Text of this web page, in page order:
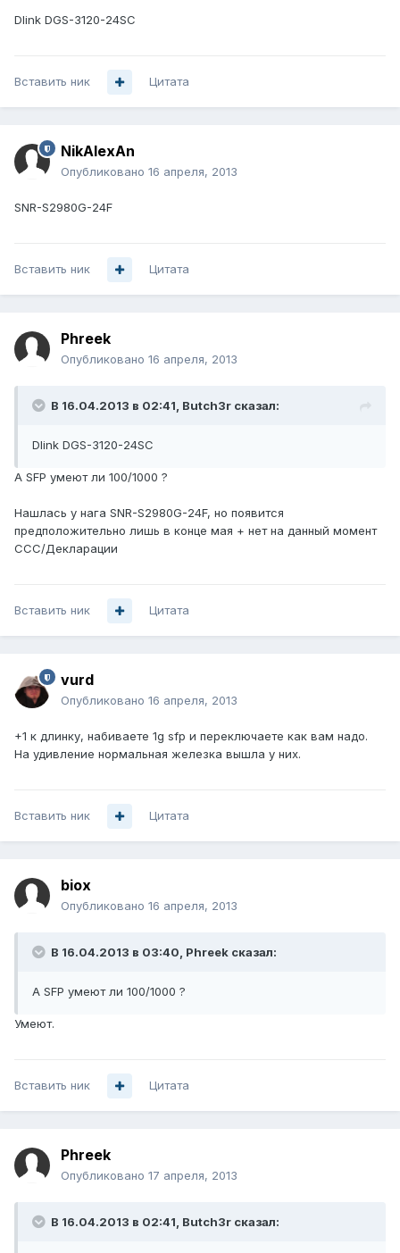
Dlink DGS-3120-24SC
Вставить ник Цитата
NikAlexAn
Опубликовано 16 апреля, 2013
SNR-S2980G-24F
Вставить ник Цитата
Phreek
Опубликовано 16 апреля, 2013
В 16.04.2013 в 02:41, Butch3r сказал:
Dlink DGS-3120-24SC
А SFP умеют ли 100/1000 ?
Нашлась у нага SNR-S2980G-24F, но появится
предположительно лишь в конце мая + нет на данный момент
ССС/Декларации
Вставить ник Цитата
vurd
Опубликовано 16 апреля, 2013
+1 к длинку, набиваете 1g sfp и переключаете как вам надо.
На удивление нормальная железка вышла у них.
Вставить ник Цитата
biox
Опубликовано 16 апреля, 2013
В 16.04.2013 в 03:40, Phreek сказал:
А SFP умеют ли 100/1000 ?
Умеют.
Вставить ник Цитата
Phreek
Опубликовано 17 апреля, 2013
В 16.04.2013 в 02:41, Butch3r сказал: